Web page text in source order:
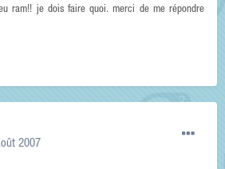
ram!! je dois faire quoi. merci de me répondre
2007